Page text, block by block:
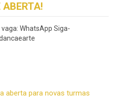
WhatsApp Siga-